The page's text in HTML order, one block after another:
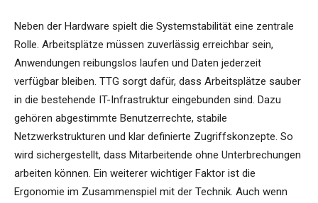
Neben der Hardware spielt die Systemstabilität eine zentrale
Rolle. Arbeitsplätze müssen zuverlässig erreichbar sein,
Anwendungen reibungslos laufen und Daten jederzeit
verfügbar bleiben. TTG sorgt dafür, dass Arbeitsplätze sauber
in die bestehende IT-Infrastruktur eingebunden sind. Dazu
gehören abgestimmte Benutzerrechte, stabile
Netzwerkstrukturen und klar definierte Zugriffskonzepte. So
wird sichergestellt, dass Mitarbeitende ohne Unterbrechungen
arbeiten können. Ein weiterer wichtiger Faktor ist die
Ergonomie im Zusammenspiel mit der Technik. Auch wenn